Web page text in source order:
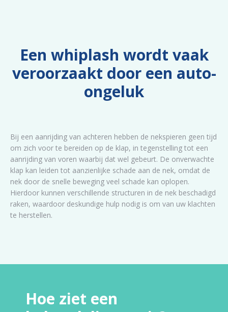
Een whiplash wordt vaak
veroorzaakt door een auto-
ongeluk
Bij een aanrijding van achteren hebben de nekspieren geen tijd
om zich voor te bereiden op de klap, in tegenstelling tot een
aanrijding van voren waarbij dat wel gebeurt. De onverwachte
klap kan leiden tot aanzienlijke schade aan de nek, omdat de
nek door de snelle beweging veel schade kan oplopen.
Hierdoor kunnen verschillende structuren in de nek beschadigd
raken, waardoor deskundige hulp nodig is om van uw klachten
te herstellen.
Hoe ziet een